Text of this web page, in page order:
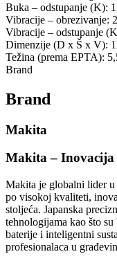
Buka – odstupanje (K):
Vibracije – obrezivanje:
Vibracije – odstupanje
Dimenzije (D x Š x V):
Težina (prema EPTA):
Brand
Brand
Makita
Makita – Inovacija
Makita je globalni lider
po visokoj kvaliteti,
stoljeća. Japanska
tehnologijama kao što
baterije i inteligentni
profesionalaca u